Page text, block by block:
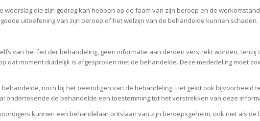
die zijn gedrag kan hebben op de faam van zijn beroep en de
uitoefening van zijn beroep of het welzijn van de behandelde kunnen schaden.
van het feit der behandeling, geen informatie aan derden verstrekt worden,
dat moment duidelijk is afgesproken met de behandelde. Deze mededeling moet
noch bij het beëindigen van de behandeling. Het geldt ook bijvoorbeeld
ondertekende de behandelde een toestemming tot het verstrekken van deze
kunnen een behandelaar ontslaan van zijn beroepsgeheim, ook niet als